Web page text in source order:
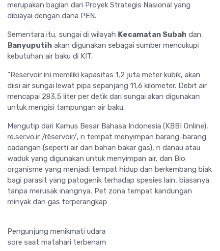
merupakan bagian dari Proyek Strategis Nasional yang
dibiayai dengan dana PEN.
Sementara itu, sungai di wilayah Kecamatan Subah dan
Banyuputih akan digunakan sebagai sumber mencukupi
kebutuhan air baku di KIT.
“Reservoir ini memiliki kapasitas 1,2 juta meter kubik, akan
diisi air sungai lewat pipa sepanjang 11,6 kilometer. Debit air
mencapai 283,5 liter per detik dari sungai akan digunakan
untuk mengisi tampungan air baku.
Mengutip dari Kamus Besar Bahasa Indonesia (KBBI Online),
re.ser.vo.ir /rêservoir/, n tempat menyimpan barang-barang
cadangan (seperti air dan bahan bakar gas), n danau atau
waduk yang digunakan untuk menyimpan air, dan Bio
organisme yang menjadi tempat hidup dan berkembang biak
bagi parasit yang patogenik terhadap spesies lain, biasanya
tanpa merusak inangnya, Pet zona tempat kandungan
minyak dan gas terperangkap
Pengunjung menikmati udara
sore saat matahari terbenam